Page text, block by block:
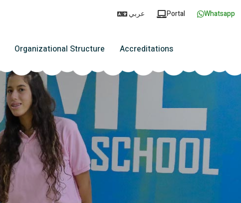
عربي Portal Whatsapp
Organizational Structure Accreditations